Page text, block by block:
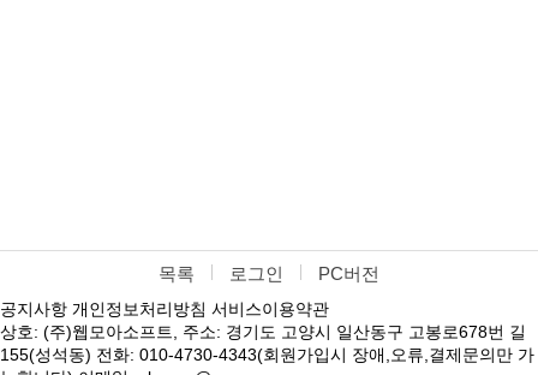
목록 로그인 PC버전
공지사항 개인정보처리방침 서비스이용약관
상호: (주)웹모아소프트, 주소: 경기도 고양시 일산동구 고봉로678번 길
155(성석동) 전화: 010-4730-4343(회원가입시 장애,오류,결제문의만 가